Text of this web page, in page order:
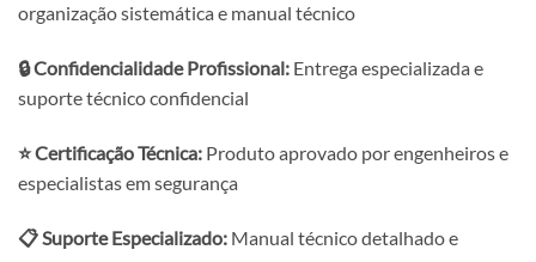
organização sistemática e manual técnico
🔒 Confidencialidade Profissional: Entrega especializada e
suporte técnico confidencial
⭐ Certificação Técnica: Produto aprovado por engenheiros e
especialistas em segurança
📋 Suporte Especializado: Manual técnico detalhado e